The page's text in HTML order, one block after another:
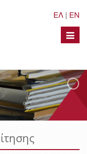
ΕΛ | EN
Toggle